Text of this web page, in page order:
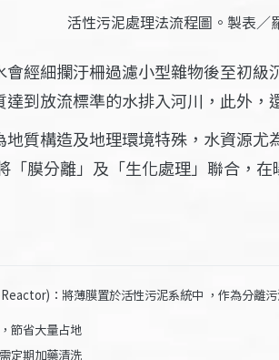
活性污泥處理法流程圖。製表
經細攔汙柵過濾小型雜物後至初
到放流標準的水排入河川，此外，
質構造及地理環境特殊，水資源
「膜分離」及「生化處理」聯合，
： 將薄膜置於活性污泥系統中 ， 作為分離
節省大量占地
定期加藥清洗